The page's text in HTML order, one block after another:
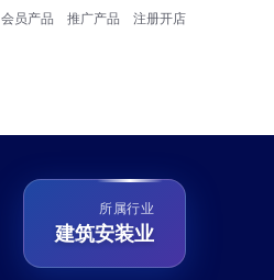
会员产品 推广产品 注册开店
所属行业
建筑安装业